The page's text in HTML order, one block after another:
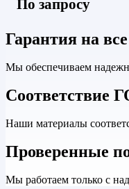
По запросу
Гарантия на
Мы обеспечиваем
Соответствие
Наши материалы
Проверенные
Мы работаем только с